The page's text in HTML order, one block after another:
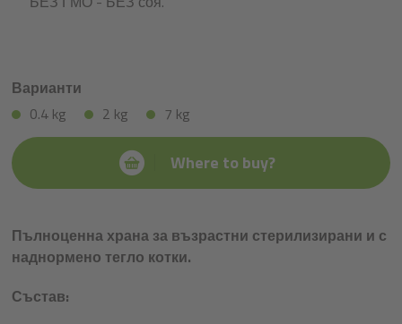
Варианти
0.4 kg
2 kg 7 kg
Where to buy?
Пълноценна храна за възрастни стерилизирани и с
наднормено тегло котки.
Състав: